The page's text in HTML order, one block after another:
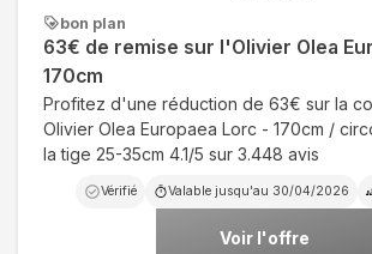
bon plan
63€ de remise sur l'Olivier Olea
170cm
Profitez d'une réduction de 63€ sur la
Olivier Olea Europaea Lorc - 170cm /
la tige 25-35cm 4.1/5 sur 3.448 avis
Vérifié Valable jusqu'au 30/04/2026
Voir l'offre